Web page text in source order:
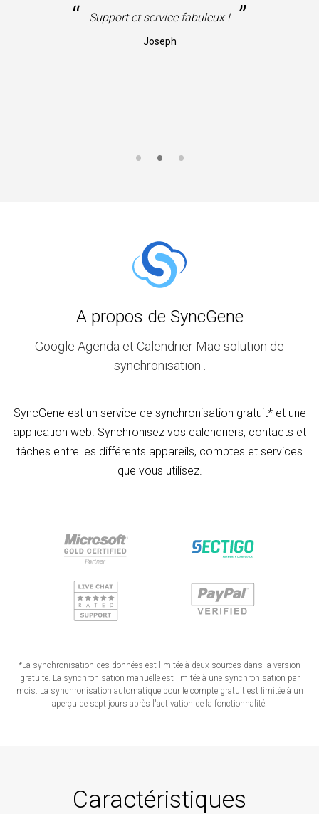
“ Support et service fabuleux ! ”
Joseph
A propos de SyncGene
Google Agenda et Calendrier Mac solution de
synchronisation .
SyncGene est un service de synchronisation gratuit* et une
application web. Synchronisez vos calendriers, contacts et
tâches entre les différents appareils, comptes et services
que vous utilisez.
*La synchronisation des données est limitée à deux sources dans la version
gratuite. La synchronisation manuelle est limitée à une synchronisation par
mois. La synchronisation automatique pour le compte gratuit est limitée à un
aperçu de sept jours après l'activation de la fonctionnalité.
Caractéristiques